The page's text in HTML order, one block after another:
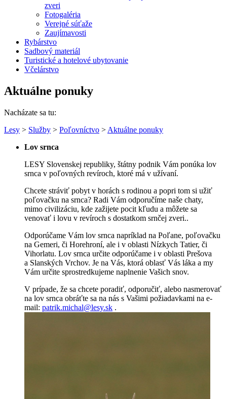
zveri
Fotogaléria
Verejné súťaže
Zaujímavosti
Rybárstvo
Sadbový materiál
Turistické a hotelové ubytovanie
Včelárstvo
Aktuálne ponuky
Nacházate sa tu:
Lesy > Služby > Poľovníctvo > Aktuálne ponuky
Lov srnca
LESY Slovenskej republiky, štátny podnik Vám ponúka lov
srnca v poľovných revíroch, ktoré má v užívaní.
Chcete stráviť pobyt v horách s rodinou a popri tom si užiť
poľovačku na srnca? Radi Vám odporučíme naše chaty,
mimo civilizáciu, kde zažijete pocit kľudu a môžete sa
venovať i lovu v revíroch s dostatkom srnčej zveri..
Odporúčame Vám lov srnca napríklad na Poľane, poľovačku
na Gemeri, či Horehroní, ale i v oblasti Nízkych Tatier, či
Vihorlatu. Lov srnca určite odporúčame i v oblasti Prešova
a Slanských Vrchov. Je na Vás, ktorá oblasť Vás láka a my
Vám určite sprostredkujeme naplnenie Vašich snov.
V prípade, že sa chcete poradiť, odporučiť, alebo nasmerovať
na lov srnca obráťte sa na nás s Vašimi požiadavkami na e-
mail: patrik.michal@lesy.sk .